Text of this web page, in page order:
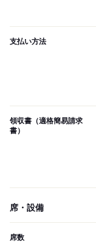
支払い方法
領収書（適格簡易請求
書）
席・設備
席数